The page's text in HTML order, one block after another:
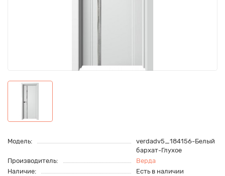
Модель:
verdadv5_184156-Белый
бархат-Глухое
Производитель:
Верда
Наличие:
Есть в наличии